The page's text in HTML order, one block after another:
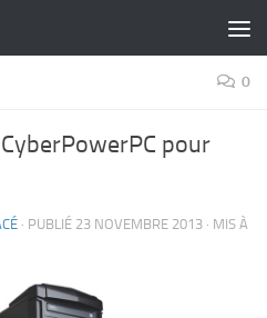
0
pour
· PUBLIÉ 23 NOVEMBRE 2013 · MIS À